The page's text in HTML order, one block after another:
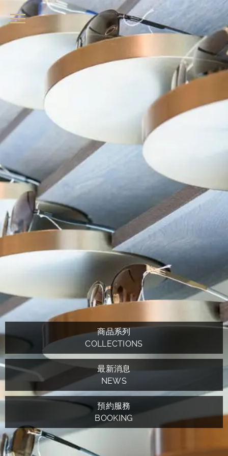
品牌眼鏡、精品墨鏡、名牌太陽眼
商品系列
COLLECTIONS
最新消息
NEWS
預約服務
BOOKING